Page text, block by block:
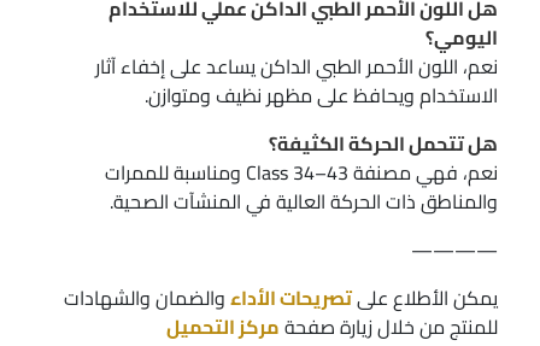
هل اللون الأحمر الطبي الداكن عملي للاستخدام
اليومي؟
نعم، اللون الأحمر الطبي الداكن يساعد على إخفاء آثار
الاستخدام ويحافظ على مظهر نظيف ومتوازن.
هل تتحمل الحركة الكثيفة؟
نعم، فهي مصنفة Class 34–43 ومناسبة للممرات
والمناطق ذات الحركة العالية في المنشآت الصحية.
————
يمكن الأطلاع علىتصريحات الأداءوالضمان والشهادات
للمنتج من خلال زيارة صفحةمركز التحميل